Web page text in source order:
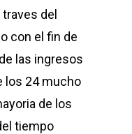
del
con el fin de
las ingresos
los 24 mucho
de los
tiempo